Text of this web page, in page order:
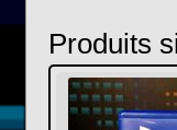
Produits